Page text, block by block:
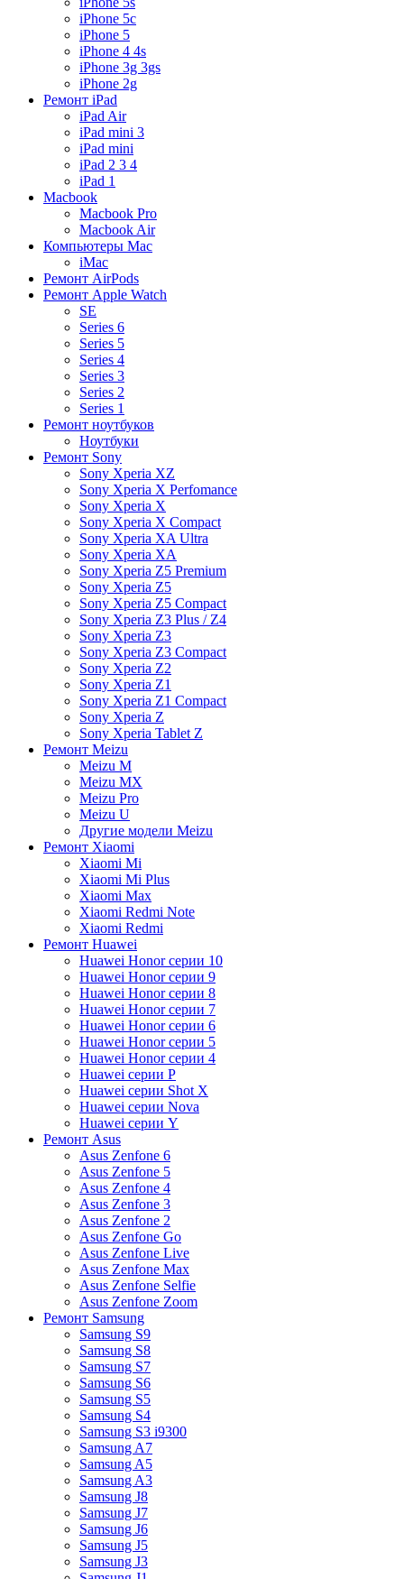
iPhone 5c
iPhone 5
iPhone 4 4s
iPhone 3g 3gs
iPhone 2g
Ремонт iPad
iPad Air
iPad mini 3
iPad mini
iPad 2 3 4
iPad 1
Macbook
Macbook Pro
Macbook Air
Компьютеры Mac
iMac
Ремонт AirPods
Ремонт Apple Watch
SE
Series 6
Series 5
Series 4
Series 3
Series 2
Series 1
Ремонт ноутбуков
Ноутбуки
Ремонт Sony
Sony Xperia XZ
Sony Xperia X Perfomance
Sony Xperia X
Sony Xperia X Compact
Sony Xperia XA Ultra
Sony Xperia XA
Sony Xperia Z5 Premium
Sony Xperia Z5
Sony Xperia Z5 Compact
Sony Xperia Z3 Plus / Z4
Sony Xperia Z3
Sony Xperia Z3 Compact
Sony Xperia Z2
Sony Xperia Z1
Sony Xperia Z1 Compact
Sony Xperia Z
Sony Xperia Tablet Z
Ремонт Meizu
Meizu M
Meizu MX
Meizu Pro
Meizu U
Другие модели Meizu
Ремонт Xiaomi
Xiaomi Mi
Xiaomi Mi Plus
Xiaomi Max
Xiaomi Redmi Note
Xiaomi Redmi
Ремонт Huawei
Huawei Honor серии 10
Huawei Honor серии 9
Huawei Honor серии 8
Huawei Honor серии 7
Huawei Honor серии 6
Huawei Honor серии 5
Huawei Honor серии 4
Huawei серии P
Huawei серии Shot X
Huawei серии Nova
Huawei серии Y
Ремонт Asus
Asus Zenfone 6
Asus Zenfone 5
Asus Zenfone 4
Asus Zenfone 3
Asus Zenfone 2
Asus Zenfone Go
Asus Zenfone Live
Asus Zenfone Max
Asus Zenfone Selfie
Asus Zenfone Zoom
Ремонт Samsung
Samsung S9
Samsung S8
Samsung S7
Samsung S6
Samsung S5
Samsung S4
Samsung S3 i9300
Samsung A7
Samsung A5
Samsung A3
Samsung J8
Samsung J7
Samsung J6
Samsung J5
Samsung J3